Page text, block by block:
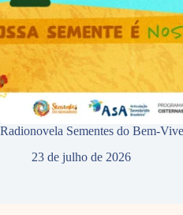
Radionovela Sementes do Bem-
23 de julho de 2026